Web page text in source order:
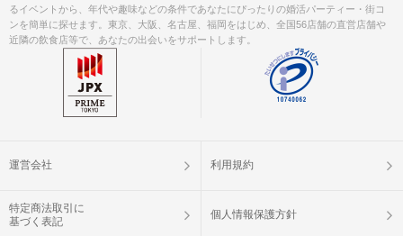
るイベントから、年代や趣味などの条件であなたにぴったりの婚活パーティー・街コ
ンを簡単に探せます。東京、大阪、名古屋、福岡をはじめ、全国56店舗の直営店舗や
近隣の飲食店等で、あなたの出会いをサポートします。
運営会社 利用規約
特定商法取引に
基づく表記
個人情報保護方針